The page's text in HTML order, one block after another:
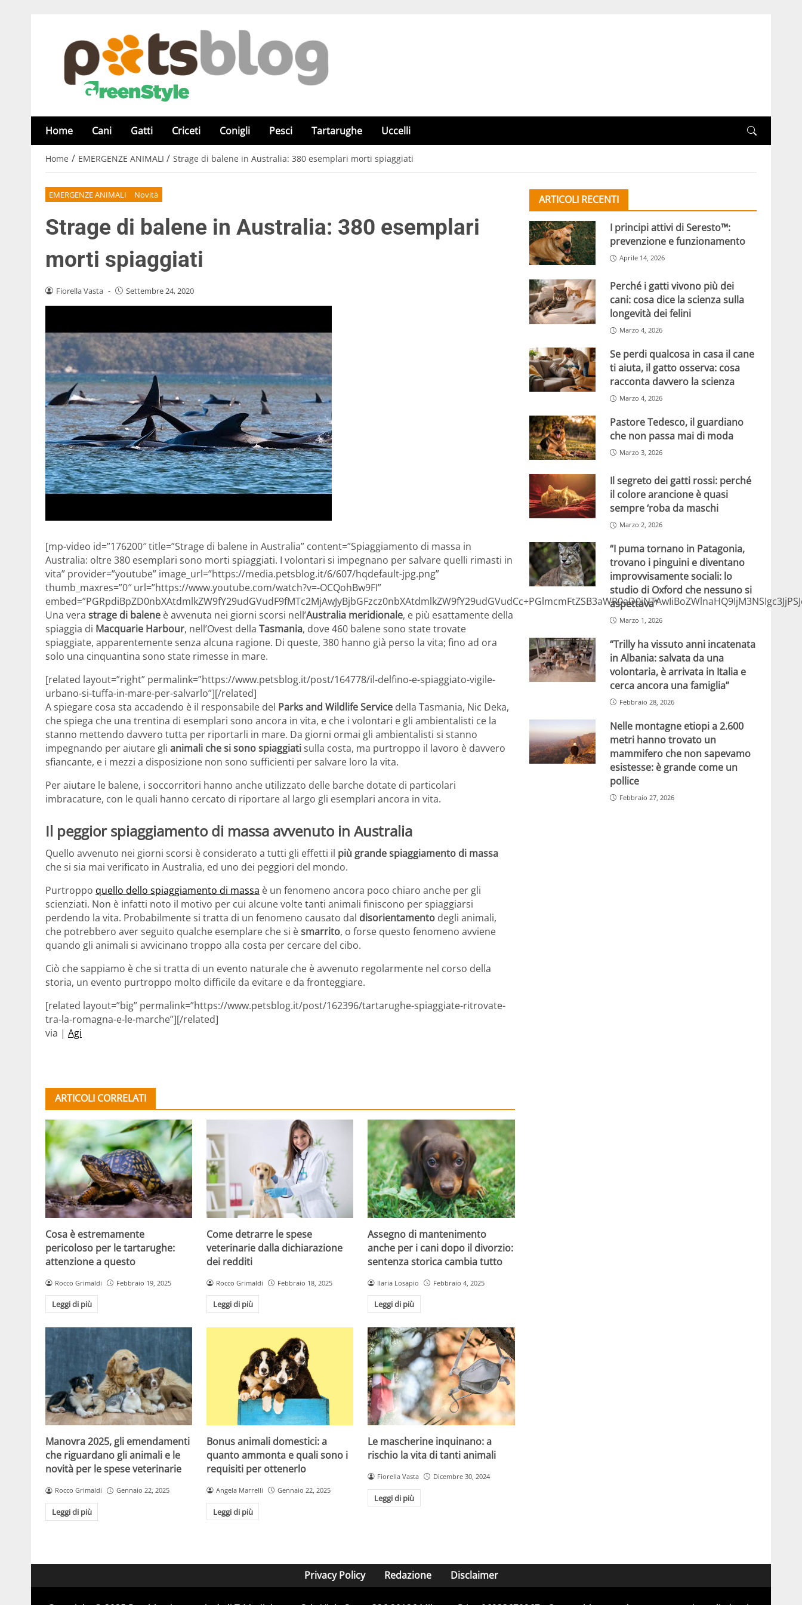
Home Cani Gatti Criceti Conigli Pesci Tartarughe Uccelli
Home / EMERGENZE ANIMALI / Strage di balene in Australia: 380 esemplari morti spiaggiati
EMERGENZE ANIMALI Novità
Strage di balene in Australia: 380 esemplari
morti spiaggiati
Fiorella Vasta - Settembre 24, 2020
[mp-video id=”176200″ title=”Strage di balene in Australia” content=”Spiaggiamento di massa in
Australia: oltre 380 esemplari sono morti spiaggiati. I volontari si impegnano per salvare quelli rimasti in
vita” provider=”youtube” image_url=”https://media.petsblog.it/6/607/hqdefault-jpg.png”
thumb_maxres=”0″ url=”https://www.youtube.com/watch?v=-OCQohBw9FI”
Una vera strage di balene è avvenuta nei giorni scorsi nell’Australia meridionale, e più esattamente della
spiaggia di Macquarie Harbour, nell’Ovest della Tasmania, dove 460 balene sono state trovate
spiaggiate, apparentemente senza alcuna ragione. Di queste, 380 hanno già perso la vita; fino ad ora
solo una cinquantina sono state rimesse in mare.
[related layout=”right” permalink=”https://www.petsblog.it/post/164778/il-delfino-e-spiaggiato-vigile-
urbano-si-tuffa-in-mare-per-salvarlo”][/related]
A spiegare cosa sta accadendo è il responsabile del Parks and Wildlife Service della Tasmania, Nic Deka,
che spiega che una trentina di esemplari sono ancora in vita, e che i volontari e gli ambientalisti ce la
stanno mettendo davvero tutta per riportarli in mare. Da giorni ormai gli ambientalisti si stanno
impegnando per aiutare gli animali che si sono spiaggiatisulla costa, ma purtroppo il lavoro è davvero
sfiancante, e i mezzi a disposizione non sono sufficienti per salvare loro la vita.
Per aiutare le balene, i soccorritori hanno anche utilizzato delle barche dotate di particolari
imbracature, con le quali hanno cercato di riportare al largo gli esemplari ancora in vita.
Il peggior spiaggiamento di massa avvenuto in Australia
Quello avvenuto nei giorni scorsi è considerato a tutti gli effetti il più grande spiaggiamento di massa
che si sia mai verificato in Australia, ed uno dei peggiori del mondo.
Purtroppo quello dello spiaggiamento di massa è un fenomeno ancora poco chiaro anche per gli
scienziati. Non è infatti noto il motivo per cui alcune volte tanti animali finiscono per spiaggiarsi
perdendo la vita. Probabilmente si tratta di un fenomeno causato dal disorientamento degli animali,
che potrebbero aver seguito qualche esemplare che si èsmarrito, o forse questo fenomeno avviene
quando gli animali si avvicinano troppo alla costa per cercare del cibo.
Ciò che sappiamo è che si tratta di un evento naturale che è avvenuto regolarmente nel corso della
storia, un evento purtroppo molto difficile da evitare e da fronteggiare.
[related layout=”big” permalink=”https://www.petsblog.it/post/162396/tartarughe-spiaggiate-ritrovate-
tra-la-romagna-e-le-marche”][/related]
via | Agi
ARTICOLI CORRELATI
Cosa è estremamente
pericoloso per le tartarughe:
attenzione a questo
Rocco Grimaldi Febbraio 19, 2025
Leggi di più
Come detrarre le spese
veterinarie dalla dichiarazione
dei redditi
Rocco Grimaldi Febbraio 18, 2025
Leggi di più
Assegno di mantenimento
anche per i cani dopo il divorzio:
sentenza storica cambia tutto
Ilaria Losapio Febbraio 4, 2025
Leggi di più
Manovra 2025, gli emendamenti
che riguardano gli animali e le
novità per le spese veterinarie
Rocco Grimaldi Gennaio 22, 2025
Leggi di più
Bonus animali domestici: a
quanto ammonta e quali sono i
requisiti per ottenerlo
Angela Marrelli Gennaio 22, 2025
Leggi di più
Le mascherine inquinano: a
rischio la vita di tanti animali
Fiorella Vasta Dicembre 30, 2024
Leggi di più
ARTICOLI RECENTI
I principi attivi di Seresto™:
prevenzione e funzionamento
Aprile 14, 2026
Perché i gatti vivono più dei
cani: cosa dice la scienza sulla
longevità dei felini
Marzo 4, 2026
Se perdi qualcosa in casa il cane
ti aiuta, il gatto osserva: cosa
racconta davvero la scienza
Marzo 4, 2026
Pastore Tedesco, il guardiano
che non passa mai di moda
Marzo 3, 2026
Il segreto dei gatti rossi: perché
il colore arancione è quasi
sempre ‘roba da maschi
Marzo 2, 2026
“I puma tornano in Patagonia,
trovano i pinguini e diventano
improvvisamente sociali: lo
studio di Oxford che nessuno si
aspettava”
Marzo 1, 2026
“Trilly ha vissuto anni incatenata
in Albania: salvata da una
volontaria, è arrivata in Italia e
cerca ancora una famiglia”
Febbraio 28, 2026
Nelle montagne etiopi a 2.600
metri hanno trovato un
mammifero che non sapevamo
esistesse: è grande come un
pollice
Febbraio 27, 2026
Privacy Policy Redazione Disclaimer